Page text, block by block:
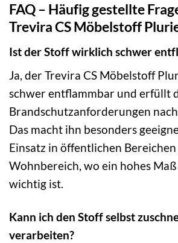
FAQ – Häufig gestellte
Trevira CS Möbelstoff
Ist der Stoff wirklich schwer
Ja, der Trevira CS Möbelstoff
schwer entflammbar und erfüllt
Brandschutzanforderungen
Das macht ihn besonders
Einsatz in öffentlichen
Wohnbereich, wo ein hohes
wichtig ist.
Kann ich den Stoff selbst
verarbeiten?